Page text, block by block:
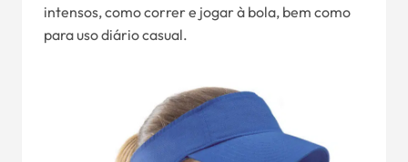
intensos, como correr e jogar à bola, bem como
para uso diário casual.